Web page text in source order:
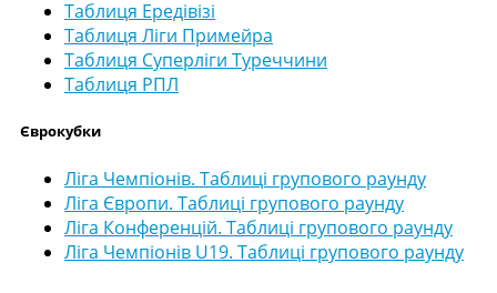
Таблиця Ередівізі
Таблиця Ліги Примейра
Таблиця Суперліги Туреччини
Таблиця РПЛ
Єврокубки
Ліга Чемпіонів. Таблиці групового раунду
Ліга Європи. Таблиці групового раунду
Ліга Конференцій. Таблиці групового раунду
Ліга Чемпіонів U19. Таблиці групового раунду